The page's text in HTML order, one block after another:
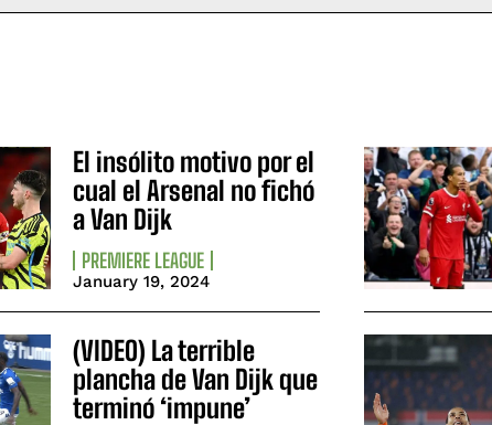
El insólito motivo por el
cual el Arsenal no fichó
a Van Dijk
PREMIERE LEAGUE
January 19, 2024
(VIDEO) La terrible
plancha de Van Dijk que
terminó ‘impune’